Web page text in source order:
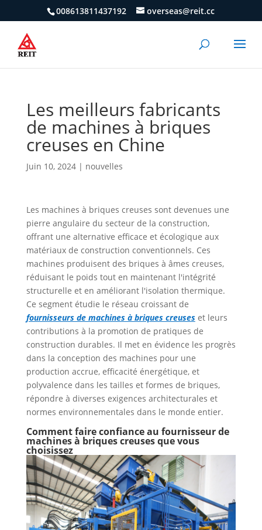
008613811437192 overseas@reit.cc
Les meilleurs fabricants
de machines à briques
creuses en Chine
Juin 10, 2024| nouvelles
Les machines à briques creuses sont devenues une
pierre angulaire du secteur de la construction,
offrant une alternative efficace et écologique aux
matériaux de construction conventionnels. Ces
machines produisent des briques à âmes creuses,
réduisant le poids tout en maintenant l'intégrité
structurelle et en améliorant l'isolation thermique.
Ce segment étudie le réseau croissant de
fournisseurs de machines à briques creuseset leurs
contributions à la promotion de pratiques de
construction durables. Il met en évidence les progrès
dans la conception des machines pour une
production accrue, efficacité énergétique, et
polyvalence dans les tailles et formes de briques,
répondre à diverses exigences architecturales et
normes environnementales dans le monde entier.
Comment faire confiance au fournisseur de
machines à briques creuses que vous
choisissez